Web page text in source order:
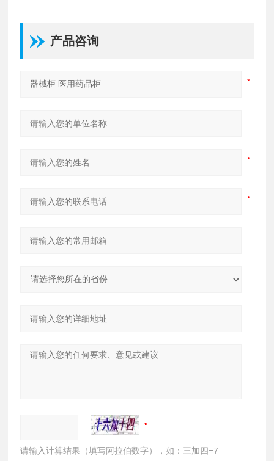
产品咨询
请输入计算结果（填写阿拉伯数字），如：三加四=7